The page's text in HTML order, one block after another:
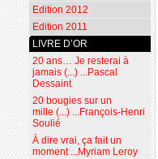
Edition 2012
Edition 2011
LIVRE D’OR
20 ans… Je resterai à
jamais (...) ...Pascal
Dessaint
20 bougies sur un
mille (...) ...François-Henri
Soulié
À dire vrai, ça fait un
moment ...Myriam Leroy